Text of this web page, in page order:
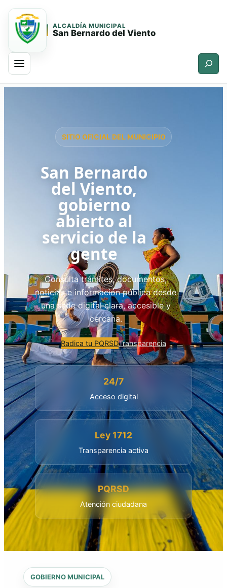
ALCALDÍA MUNICIPAL
San Bernardo del Viento
Buscar
SITIO OFICIAL DEL MUNICIPIO
San Bernardo
del Viento,
gobierno
abierto al
servicio de la
gente
Consulta trámites, documentos,
noticias e información pública desde
una sede digital clara, accesible y
cercana.
Radica tu PQRSDTransparencia
24/7
Acceso digital
Ley 1712
Transparencia activa
PQRSD
Atención ciudadana
GOBIERNO MUNICIPAL